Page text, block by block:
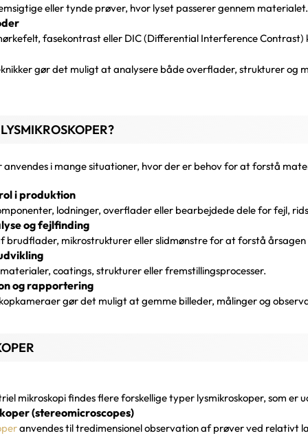
eller tynde prøver, hvor lyset passerer gennem materialet.
fasekontrast eller DIC (Differential Interference
gør det muligt at analysere både overflader, strukturer og
anvendes i mange situationer, hvor der er behov for at forstå
i produktion
lodninger, overflader eller bearbejdede dele for fejl,
og fejlfinding
brudflader, mikrostrukturer eller slidmønstre for at forstå årsagen
coatings, strukturer eller fremstillingsprocesser.
og rapportering
gør det muligt at gemme billeder, målinger og
mikroskopi findes flere forskellige typer lysmikroskoper, som er
(stereomicroscopes)
anvendes til tredimensionel observation af prøver ved relativt